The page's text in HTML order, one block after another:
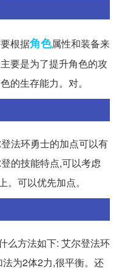
根据角色属性和装备来
要是为了提升角色的攻
的生存能力。对。
法环勇士的加点可以有
的技能特点,可以考虑
可以优先加点。
么方法如下: 艾尔登法环
为2体2力,很平衡。还